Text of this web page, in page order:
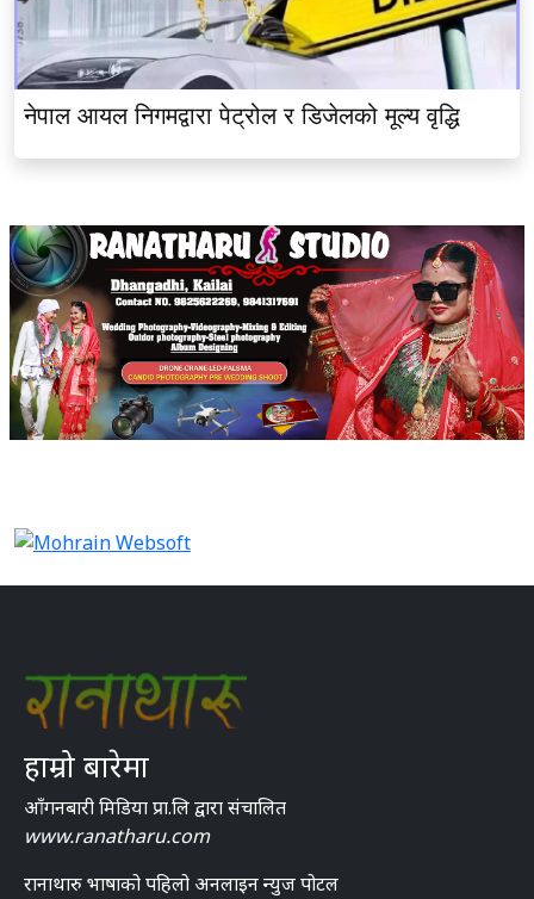
नेपाल आयल निगमद्वारा पेट्रोल र डिजेलको मूल्य वृद्धि
हाम्रो बारेमा
आँगनबारी मिडिया प्रा.लि द्वारा संचालित
www.ranatharu.com
रानाथारु भाषाको पहिलो अनलाइन न्युज पोटल